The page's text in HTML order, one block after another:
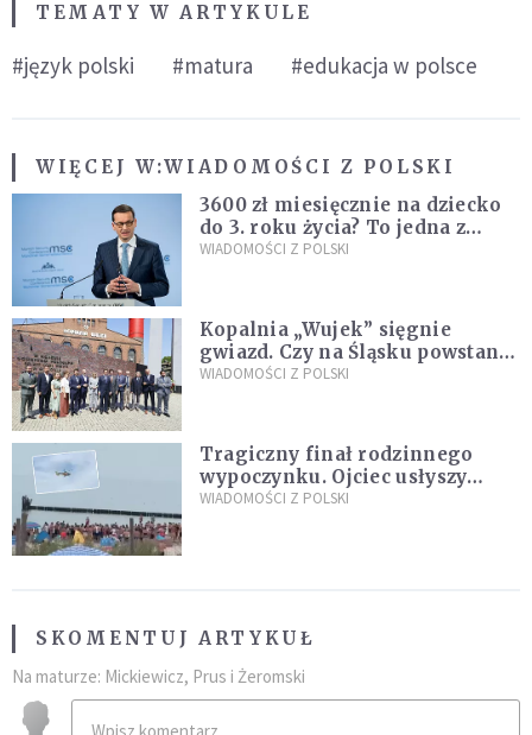
TEMATY W ARTYKULE
#język polski #matura #edukacja w polsce
WIĘCEJ W:WIADOMOŚCI Z POLSKI
3600 zł miesięcznie na dziecko
do 3. roku życia? To jedna z
propozycji programu "Rozwój
WIADOMOŚCI Z POLSKI
Kopalnia „Wujek” sięgnie
gwiazd. Czy na Śląsku powstanie
„Dolina Krzemowa”?
WIADOMOŚCI Z POLSKI
Tragiczny finał rodzinnego
wypoczynku. Ojciec usłyszy
zarzuty
WIADOMOŚCI Z POLSKI
SKOMENTUJ ARTYKUŁ
Na maturze: Mickiewicz, Prus i Żeromski